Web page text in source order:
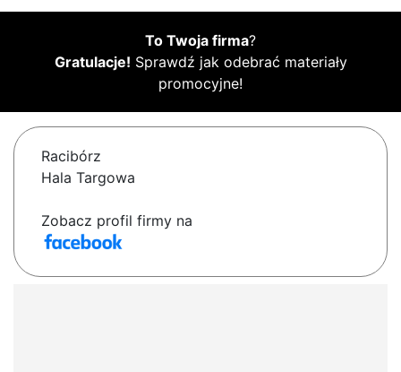
To Twoja firma?
Gratulacje! Sprawdź jak odebrać materiały
promocyjne!
Racibórz
Hala Targowa
Zobacz profil firmy na